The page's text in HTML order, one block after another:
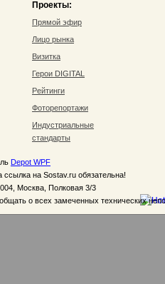
Проекты:
Прямой эфир
Лицо рынка
Визитка
Герои DIGITAL
Рейтинги
Фоторепортажи
Индустриальные
стандарты
Depot WPF
на Sostav.ru обязательна!
Москва, Полковая 3/3
о всех замеченных технических